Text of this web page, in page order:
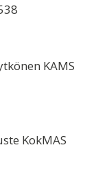
KAMS
KokMAS